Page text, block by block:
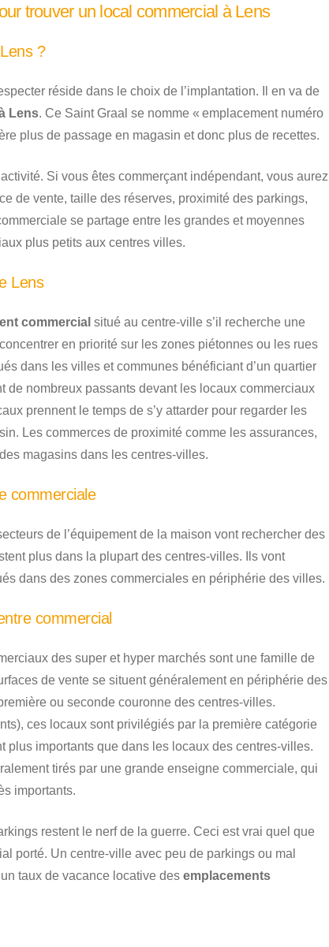
trouver un local commercial à Lens
?
réside dans le choix de l’implantation. Il en va de
Lens. Ce Saint Graal se nomme « emplacement numéro
plus de passage en magasin et donc plus de recettes.
Si vous êtes commerçant indépendant, vous aurez
de vente, taille des réserves, proximité des parkings,
se partage entre les grandes et moyennes
plus petits aux centres villes.
Lens
commercial situé au centre-ville s’il recherche une
en priorité sur les zones piétonnes ou les rues
dans les villes et communes bénéficiant d’un quartier
de nombreux passants devant les locaux commerciaux
prennent le temps de s’y attarder pour regarder les
Les commerces de proximité comme les assurances,
magasins dans les centres-villes.
commerciale
de l’équipement de la maison vont rechercher des
plus dans la plupart des centres-villes. Ils vont
dans des zones commerciales en périphérie des villes.
commercial
des super et hyper marchés sont une famille de
de vente se situent généralement en périphérie des
ou seconde couronne des centres-villes.
ces locaux sont privilégiés par la première catégorie
plus importants que dans les locaux des centres-villes.
tirés par une grande enseigne commerciale, qui
importants.
restent le nerf de la guerre. Ceci est vrai quel que
porté. Un centre-ville avec peu de parkings ou mal
taux de vacance locative des emplacements